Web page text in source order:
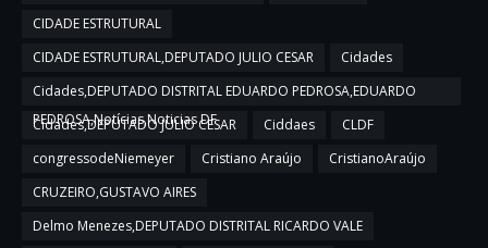
CIDADE ESTRUTURAL
CIDADE ESTRUTURAL,DEPUTADO JULIO CESAR
Cidades
Cidades,DEPUTADO DISTRITAL EDUARDO PEDROSA,EDUARDO
PEDROSA,Notícias,Noticias DF
Cidades,DEPUTADO JULIO CESAR Ciddaes
CLDF
congressodeNiemeyer
Cristiano Araújo
CristianoAraújo
CRUZEIRO,GUSTAVO AIRES
Delmo Menezes,DEPUTADO DISTRITAL RICARDO VALE